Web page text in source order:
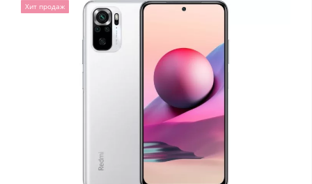
Хит продаж